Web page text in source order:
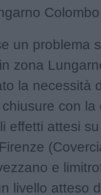
un problema
zona
la necessità
con
effetti attesi
e
livello atteso